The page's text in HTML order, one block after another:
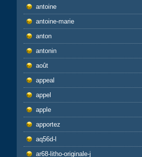
antoine
antoine-marie
anton
antonin
août
appeal
appel
apple
apportez
aq56d-l
ar68-litho-originale-j